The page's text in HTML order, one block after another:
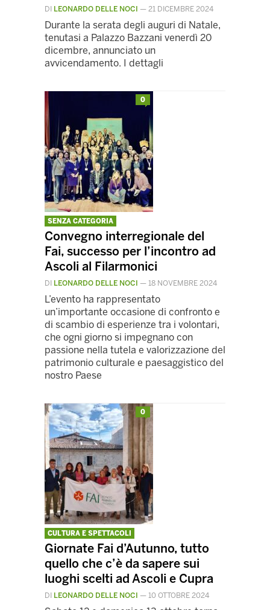
DI LEONARDO DELLE NOCI — 21 DICEMBRE 2024
Durante la serata degli auguri di Natale,
tenutasi a Palazzo Bazzani venerdì 20
dicembre, annunciato un
avvicendamento. I dettagli
0
SENZA CATEGORIA
Convegno interregionale del
Fai, successo per l’incontro ad
Ascoli al Filarmonici
DI LEONARDO DELLE NOCI — 18 NOVEMBRE 2024
L’evento ha rappresentato
un’importante occasione di confronto e
di scambio di esperienze tra i volontari,
che ogni giorno si impegnano con
passione nella tutela e valorizzazione del
patrimonio culturale e paesaggistico del
nostro Paese
0
CULTURA E SPETTACOLI
Giornate Fai d’Autunno, tutto
quello che c’è da sapere sui
luoghi scelti ad Ascoli e Cupra
DI LEONARDO DELLE NOCI — 10 OTTOBRE 2024